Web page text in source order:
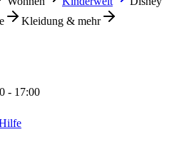
Kleidung & mehr
- 17:00